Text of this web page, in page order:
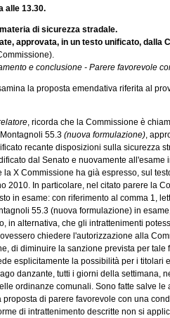
alle 13.30.
di sicurezza stradale.
approvata, in un testo unificato, dalla
e conclusione - Parere favorevole
la proposta emendativa riferita al
, ricorda che la Commissione è
55.3 (nuova formulazione),
recante disposizioni sulla sicurezza
dal Senato e nuovamente
la X Commissione ha già espresso, sul
2010. In particolare, nel citato parere la
in esame: con riferimento al comma 1,
55.3 (nuova formulazione) in
in alternativa, che gli intrattenimenti
chiedere l'autorizzazione alla
di diminuire la sanzione prevista per
esplicitamente la possibilità per i titolari
danzante, tutti i giorni della settimana,
ordinanze comunali. Sono fatte salve
proposta di parere favorevole con una
di intrattenimento descritte non si